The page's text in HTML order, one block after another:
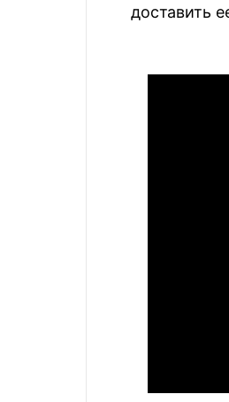
доставить